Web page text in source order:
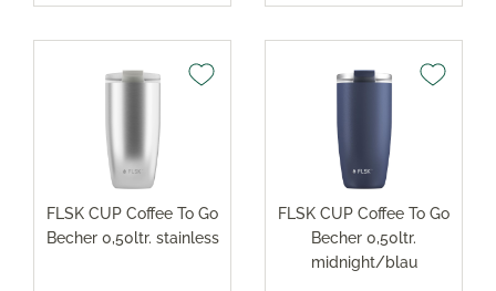
FLSK CUP Coffee To Go
Becher 0,50ltr. stainless
FLSK CUP Coffee To Go
Becher 0,50ltr.
midnight/blau